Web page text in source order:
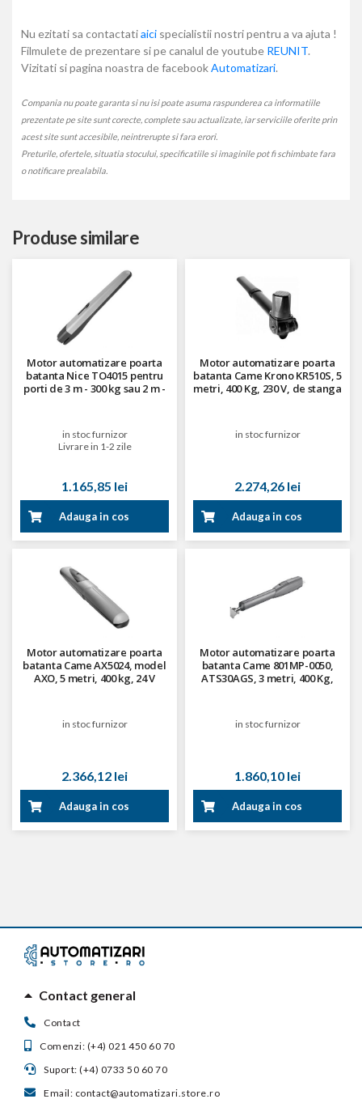
Nu ezitati sa contactatiaici specialistii nostri pentru a va ajuta !
Filmulete de prezentare si pe canalul de youtube REUNIT.
Vizitati si pagina noastra de facebookAutomatizari.
Compania nu poate garanta si nu isi poate asuma raspunderea ca informatiile
prezentate pe site sunt corecte, complete sau actualizate, iar serviciile oferite prin
acest site sunt accesibile, neintrerupte si fara erori.
Preturile, ofertele, situatia stocului, specificatiile si imaginile pot fi schimbate fara
o notificare prealabila.
Produse similare
Motor automatizare poarta
batanta Nice TO4015 pentru
porti de 3 m - 300 kg sau 2 m -
in stoc furnizor
Livrare in 1-2 zile
1.165,85 lei
Adauga in cos
Motor automatizare poarta
batanta Came Krono KR510S, 5
metri, 400 Kg, 230 V, de stanga
in stoc furnizor
2.274,26 lei
Adauga in cos
Motor automatizare poarta
batanta Came AX5024, model
AXO, 5 metri, 400 kg, 24 V
in stoc furnizor
2.366,12 lei
Adauga in cos
Motor automatizare poarta
batanta Came 801MP-0050,
ATS30AGS, 3 metri, 400 Kg,
in stoc furnizor
1.860,10 lei
Adauga in cos
Contact general
Contact
Comenzi: (+4) 021 450 60 70
Suport: (+4) 0733 50 60 70
Email: contact@automatizari.store.ro